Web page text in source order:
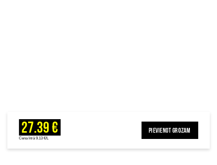
27.39 €
Cena litrā 9.13 €/L
PIEVIENOT GROZAM